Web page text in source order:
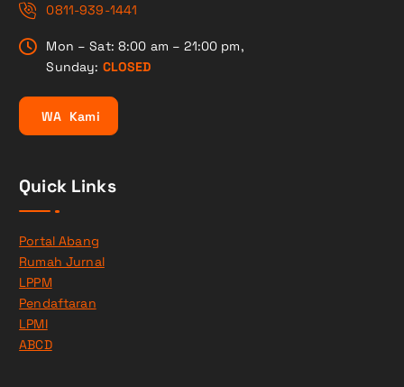
0811-939-1441
Mon – Sat: 8:00 am – 21:00 pm,
Sunday: CLOSED
WA Kami
Quick Links
Portal Abang
Rumah Jurnal
LPPM
Pendaftaran
LPMI
ABCD